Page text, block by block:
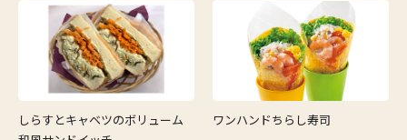
しらすとキャベツのボリューム
ワンハンドちらし寿司